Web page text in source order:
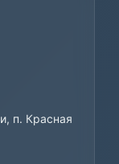
п. Красная